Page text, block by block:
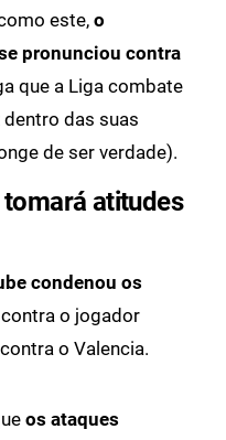
este, o
pronunciou contra
que a Liga combate
das suas
de ser verdade).
tomará atitudes
condenou os
contra o jogador
o Valencia.
os ataques